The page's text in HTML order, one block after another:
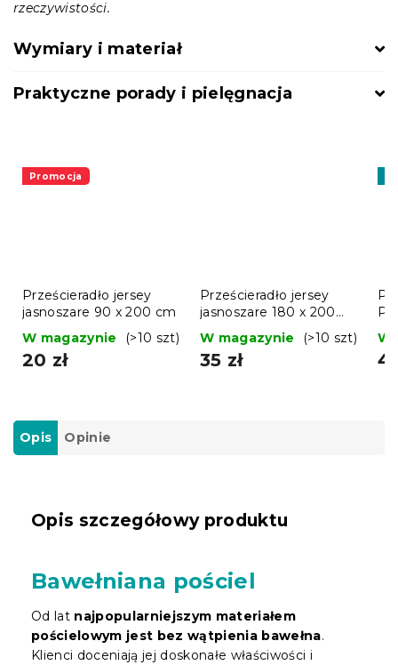
rzeczywistości.
Wymiary i materiał
Praktyczne porady i pielęgnacja
Promocja
Prześcieradło jersey
jasnoszare 90 x 200 cm
W magazynie
(>10 szt)
20 zł
Prześcieradło jersey
jasnoszare 180 x 200
W magazynie (>10 szt)
35 zł
W
Opis Opinie
Opis szczegółowy produktu
Bawełniana pościel
Od lat najpopularniejszym materiałem
pościelowym jest bez wątpienia bawełna.
Klienci doceniają jej doskonałe właściwości i